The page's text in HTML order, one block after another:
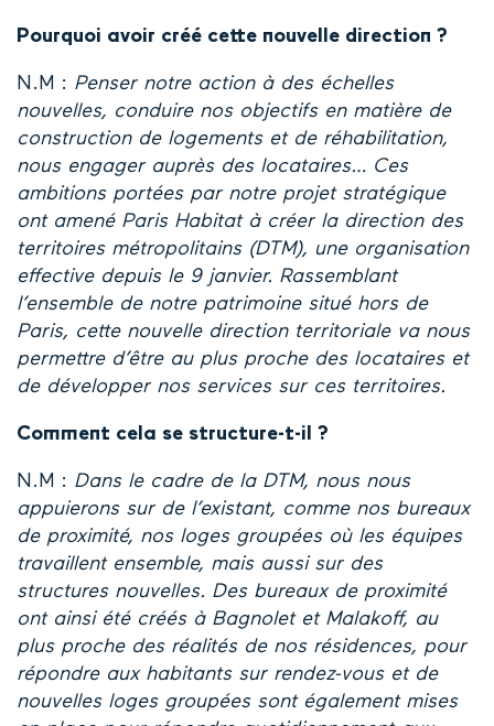
Pourquoi avoir créé cette nouvelle direction ?
N.M : Penser notre action à des échelles
nouvelles, conduire nos objectifs en matière de
construction de logements et de réhabilitation,
nous engager auprès des locataires… Ces
ambitions portées par notre projet stratégique
ont amené Paris Habitat à créer la direction des
territoires métropolitains (DTM), une organisation
effective depuis le 9 janvier. Rassemblant
l’ensemble de notre patrimoine situé hors de
Paris, cette nouvelle direction territoriale va nous
permettre d’être au plus proche des locataires et
de développer nos services sur ces territoires.
Comment cela se structure-t-il ?
N.M : Dans le cadre de la DTM, nous nous
appuierons sur de l’existant, comme nos bureaux
de proximité, nos loges groupées où les équipes
travaillent ensemble, mais aussi sur des
structures nouvelles. Des bureaux de proximité
ont ainsi été créés à Bagnolet et Malakoff, au
plus proche des réalités de nos résidences, pour
répondre aux habitants sur rendez-vous et de
nouvelles loges groupées sont également mises